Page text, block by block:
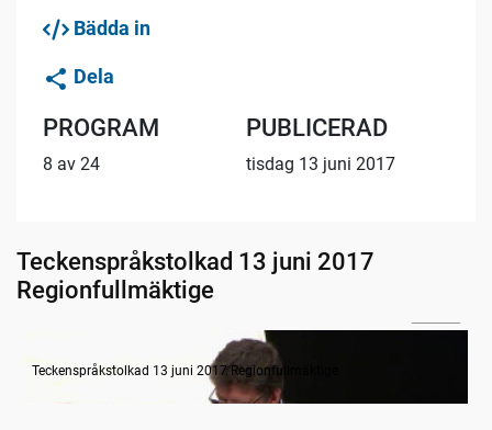
Bädda in
Dela
PROGRAM
8 av 24
PUBLICERAD
tisdag 13 juni 2017
Teckenspråkstolkad 13 juni 2017
Regionfullmäktige
Budget VGR - Övergripande regionutvecklingsdebatt
Teckenspråkstolkad 13 juni 2017 Regionfullmäktige